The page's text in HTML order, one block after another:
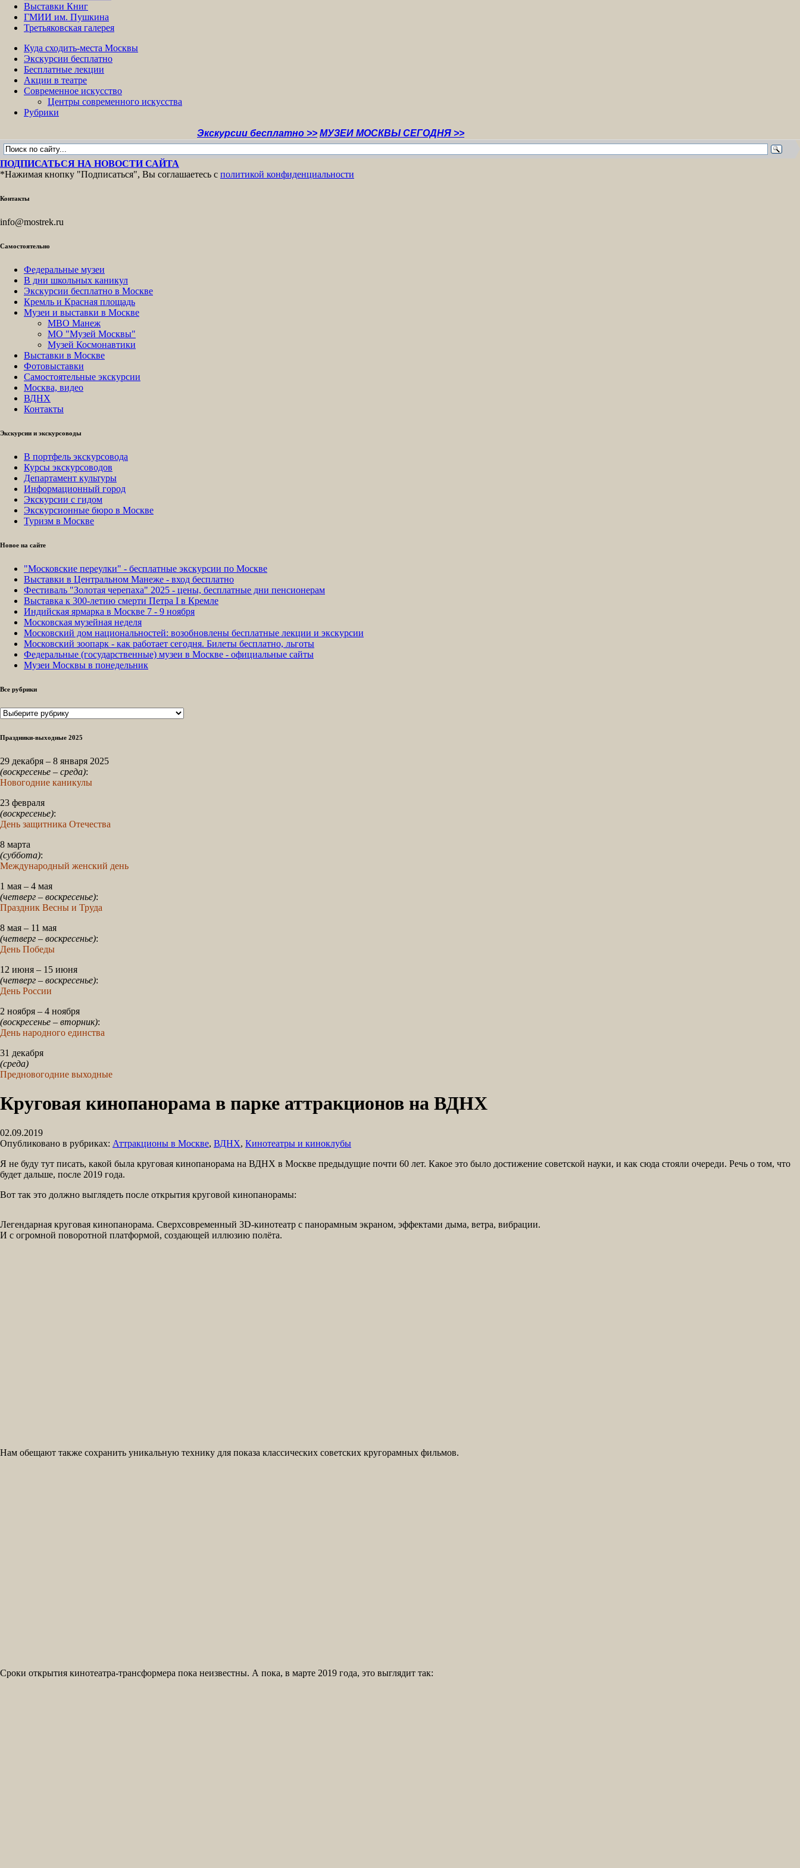
Выставки Книг
ГМИИ им. Пушкина
Третьяковская галерея
Куда сходить-места Москвы
Экскурсии бесплатно
Бесплатные лекции
Акции в театре
Современное искусство
Центры современного искусства
Рубрики
Экскурсии бесплатно >> МУЗЕИ МОСКВЫ СЕГОДНЯ >>
ПОДПИСАТЬСЯ НА НОВОСТИ САЙТА
*Нажимая кнопку "Подписаться", Вы соглашаетесь с политикой конфиденциальности
Контакты
info@mostrek.ru
Самостоятельно
Федеральные музеи
В дни школьных каникул
Экскурсии бесплатно в Москве
Кремль и Красная площадь
Музеи и выставки в Москве
МВО Манеж
МО "Музей Москвы"
Музей Космонавтики
Выставки в Москве
Фотовыставки
Самостоятельные экскурсии
Москва, видео
ВДНХ
Контакты
Экскурсии и экскурсоводы
В портфель экскурсовода
Курсы экскурсоводов
Департамент культуры
Информационный город
Экскурсии с гидом
Экскурсионные бюро в Москве
Туризм в Москве
Новое на сайте
"Московские переулки" - бесплатные экскурсии по Москве
Выставки в Центральном Манеже - вход бесплатно
Фестиваль "Золотая черепаха" 2025 - цены, бесплатные дни пенсионерам
Выставка к 300-летию смерти Петра I в Кремле
Индийская ярмарка в Москве 7 - 9 ноября
Московская музейная неделя
Московский дом национальностей: возобновлены бесплатные лекции и экскурсии
Московский зоопарк - как работает сегодня. Билеты бесплатно, льготы
Федеральные (государственные) музеи в Москве - официальные сайты
Музеи Москвы в понедельник
Все рубрики
Все
Праздники-выходные 2025
29 декабря – 8 января 2025
(воскресенье – среда):
Новогодние каникулы
23 февраля
(воскресенье):
День защитника Отечества
8 марта
(суббота):
Международный женский день
1 мая – 4 мая
(четверг – воскресенье):
Праздник Весны и Труда
8 мая – 11 мая
(четверг – воскресенье):
День Победы
12 июня – 15 июня
(четверг – воскресенье):
День России
2 ноября – 4 ноября
(воскресенье – вторник):
День народного единства
31 декабря
(среда)
Предновогодние выходные
Круговая кинопанорама в парке аттракционов на ВДНХ
02.09.2019
Опубликовано в рубриках: Аттракционы в Москве, ВДНХ, Кинотеатры и киноклубы
Я не буду тут писать, какой была круговая кинопанорама на ВДНХ в Москве предыдущие почти 60 лет. Какое это было достижение советской науки, и как сюда стояли очереди. Речь о том, что
будет дальше, после 2019 года.
Вот так это должно выглядеть после открытия круговой кинопанорамы:
Легендарная круговая кинопанорама. Сверхсовременный 3D-кинотеатр с панорамным экраном, эффектами дыма, ветра, вибрации.
И с огромной поворотной платформой, создающей иллюзию полёта.
Нам обещают также сохранить уникальную технику для показа классических советских кругорамных фильмов.
Сроки открытия кинотеатра-трансформера пока неизвестны. А пока, в марте 2019 года, это выглядит так: